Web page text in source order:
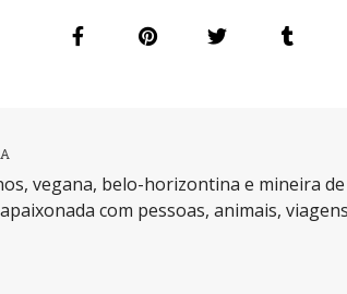
vegana, belo-horizontina e mineira
com pessoas, animais,